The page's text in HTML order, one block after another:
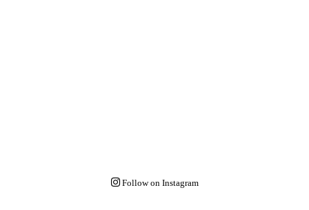
Follow on Instagram